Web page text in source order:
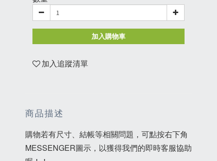
加入購物車
加入追蹤清單
商品描述
購物若有尺寸、結帳等相關問題，可點按右下角
MESSENGER圖示，以獲得我們的即時客服協助